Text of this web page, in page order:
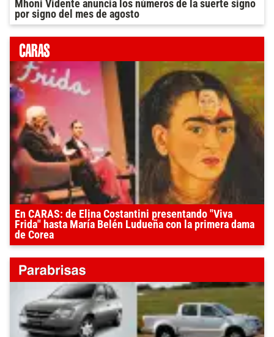
Mhoni Vidente anuncia los números de la suerte signo
por signo del mes de agosto
En CARAS: de Elina Costantini presentando "Viva
Frida" hasta María Belén Ludueña con la primera dama
de Corea